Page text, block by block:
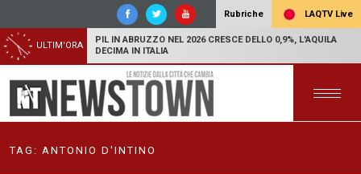
Rubriche LAQTV Live
ULTIM'ORA
PIL IN ABRUZZO NEL 2026 CRESCE DELLO 0,9%, L'AQUILA
DECIMA IN ITALIA
TAG: ANTONIO D'INTINO